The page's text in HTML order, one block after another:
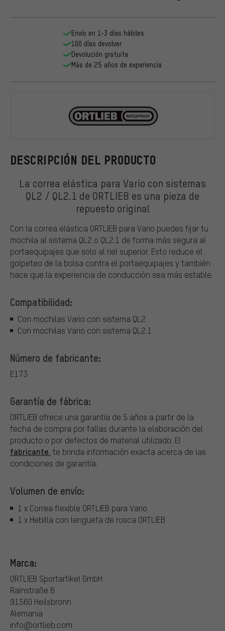
DESCRIPCIÓN DEL PRODUCTO
La correa elástica para Vario con sistemas
QL2 / QL2.1 de ORTLIEB es una pieza de
repuesto original
Con la correa elástica ORTLIEB para Vario puedes fijar tu
mochila al sistema QL2 o QL2.1 de forma más segura al
portaequipajes que solo al riel superior. Esto reduce el
golpeteo de la bolsa contra el portaequipajes y también
hace que la experiencia de conducción sea más estable.
Compatibilidad:
Con mochilas Vario con sistema QL2
Con mochilas Vario con sistema QL2.1
Número de fabricante:
E173
Garantía de fábrica:
ORTLIEB ofrece una garantía de 5 años a partir de la
fecha de compra por fallas durante la elaboración del
producto o por defectos de material utilizado. El
fabricante. te brinda información exacta acerca de las
condiciones de garantía.
Volumen de envío:
1 x Correa flexible ORTLIEB para Vario
1 x Hebilla con lengüeta de rosca ORTLIEB
Marca:
ORTLIEB Sportartikel GmbH
Rainstraße 6
91560 Heilsbronn
Alemania
info@ortlieb.com
Envío en 1-3 días hábiles
100 días devolver
Devolución gratuita
Más de 25 años de experiencia
ORTLIEB